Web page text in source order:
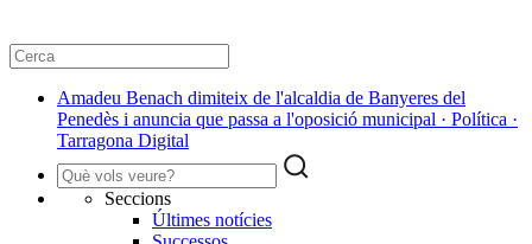
Amadeu Benach dimiteix de l'alcaldia de Banyeres del
Penedès i anuncia que passa a l'oposició municipal · Política ·
Tarragona Digital
Seccions
Últimes notícies